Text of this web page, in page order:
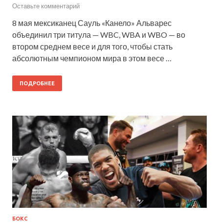
Оставьте комментарий
8 мая мексиканец Сауль «Канело» Альварес
объединил три титула — WBC, WBA и WBO — во
втором среднем весе и для того, чтобы стать
абсолютным чемпионом мира в этом весе …
ПОДРОБНЕЕ
БОКС